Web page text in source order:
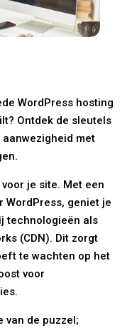
WordPress hosting
Ontdek de sleutels
met
je site. Met een
WordPress, geniet je
technologieën als
(CDN). Dit zorgt
te wachten op het
voor
van de puzzel;